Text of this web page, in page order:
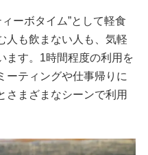
ーボタイム”として軽食
人も飲まない人も、気軽
ます。1時間程度の利用を
ーティングや仕事帰りに
まざまなシーンで利用